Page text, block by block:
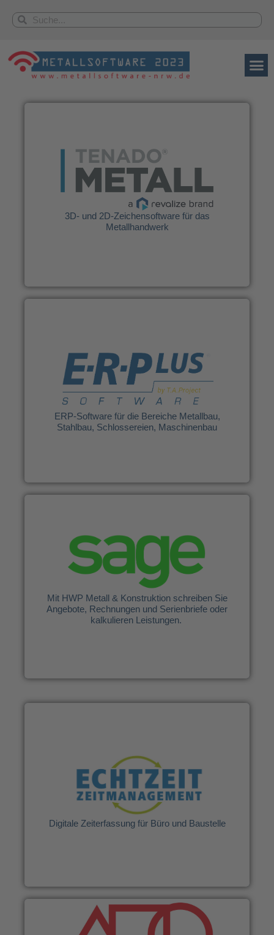
Inhalt
springen
SucheSuche
3D- und 2D-Zeichensoftware für das
Metallhandwerk
Tenado GmbH
3D- und 2D-Zeichensoftware für das
Metallhandwerk
Weitere Infos
ERP-Software für die Bereiche Metallbau,
Stahlbau, Schlossereien, Maschinenbau
T.A. Project GmbH
ERP-Software für die Bereiche Metallbau,
Stahlbau, Schlossereien, Maschinenbau
Weitere Infos
Mit HWP Metall & Konstruktion schreiben Sie
Angebote, Rechnungen und Serienbriefe oder
kalkulieren Leistungen.
SNP Datentechnik GmbH
Mit HWP Metall & Konstruktion schreiben Sie
Angebote, Rechnungen und Serienbriefe oder
kalkulieren Leistungen.
Weitere Infos
Digitale Zeiterfassung für Büro und Baustelle
Echtzeit Zeitmanagement GmbH
Digitale Zeiterfassung für Büro und Baustelle
Weitere Infos